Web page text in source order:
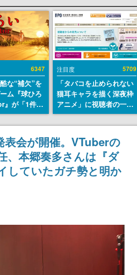
6347
な“補欠”を
ム『球ひろ
』が「1件」
リストをも
に対応し
に。『キング
開発元やチ
球選手から
注目度 5709
「タバコを止められない
猫耳キャラを描く深夜枠
アニメ」に視聴者の一部
から批判意見。違法薬物
の使用と思しき描写も含
めて、BPOが議論を交わ
す
表会が開催。VTuberの
、本郷奏多さんは『ダ
していたガチ勢と明か